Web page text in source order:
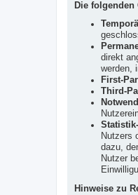
Die
direkt
werden,
First-
Third-
Nutzers
dazu,
Nutzer
Hinweise zu